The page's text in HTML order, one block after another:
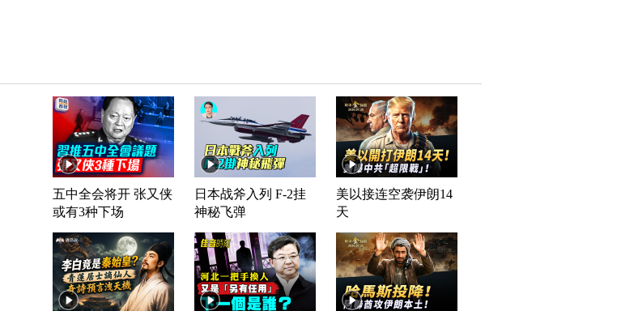
五中全会将开 张又侠
或有3种下场
日本战斧入列 F-2挂
神秘飞弹
美以接连空袭伊朗14
天